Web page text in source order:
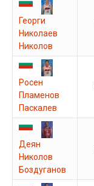
Георги
Николаев
Николов
Росен
Пламенов
Паскалев
Деян
Николов
Боздуганов